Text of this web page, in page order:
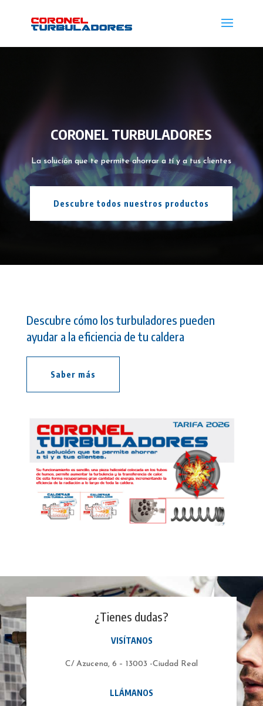
CORONEL TURBULADORES
La solución que te permite ahorrar a tí y a tus clientes
Descubre todos nuestros productos
Descubre cómo los turbuladores pueden
ayudar a la eficiencia de tu caldera
Saber más
¿Tienes dudas?
VISÍTANOS
C/ Azucena, 6 – 13003 -Ciudad Real
LLÁMANOS